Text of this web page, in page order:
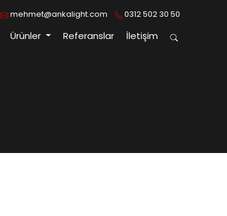
mehmet@ankalight.com 0312 502 30 50
Ürünler Referanslar İletişim